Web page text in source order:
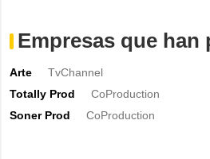
Empresas que han
Arte
TvChannel
Totally Prod
CoProduction
Soner Prod
CoProduction